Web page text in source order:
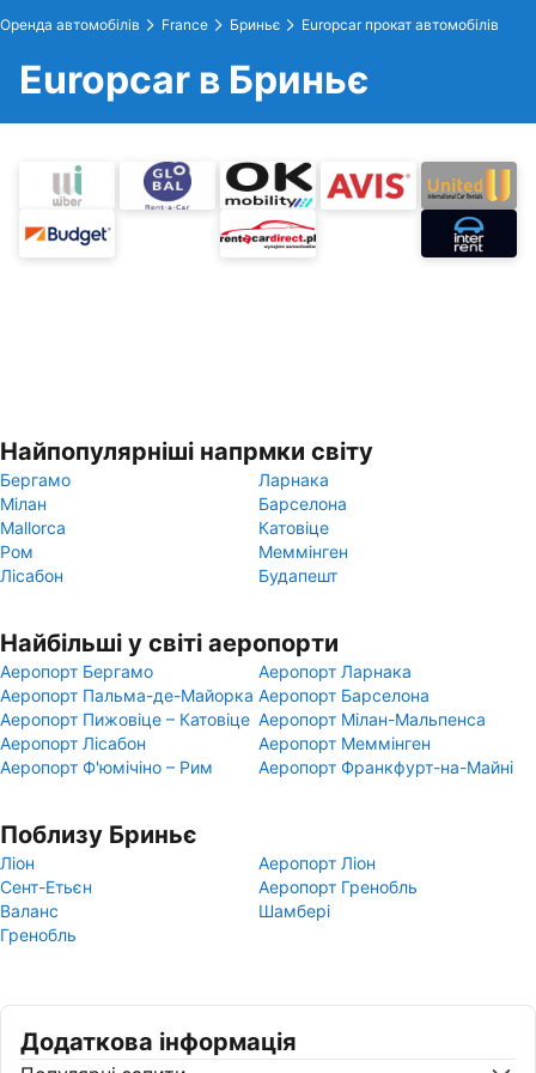
Оренда автомобілів France Бриньє Europcar прокат автомобілів
Europcar в Бриньє
Найпопулярніші напрмки світу
Бергамо
Ларнака
Мілан
Барселона
Mallorca
Катовіце
Ром
Меммінген
Лісабон
Будапешт
Найбільші у світі аеропорти
Аеропорт Бергамо
Аеропорт Ларнака
Аеропорт Пальма-де-Майорка Аеропорт Барселона
Аеропорт Пижовіце – Катовіце Аеропорт Мілан-Мальпенса
Аеропорт Лісабон
Аеропорт Меммінген
Аеропорт Ф'юмічіно – Рим
Аеропорт Франкфурт-на-Майні
Поблизу Бриньє
Ліон
Аеропорт Ліон
Сент-Етьєн
Аеропорт Гренобль
Валанс
Шамбері
Гренобль
Додаткова інформація